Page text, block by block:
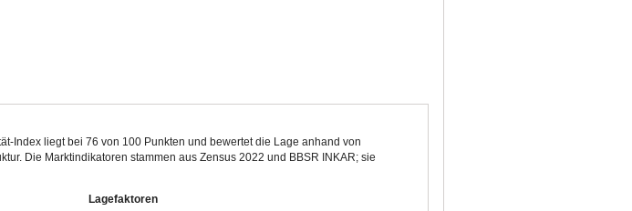
Index liegt bei 76 von 100 Punkten und bewertet die Lage anhand von
Die Marktindikatoren stammen aus Zensus 2022 und BBSR INKAR; sie
Lagefaktoren